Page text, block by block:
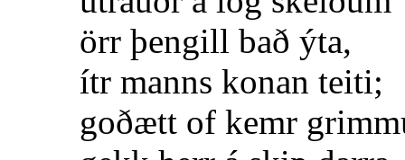
örr þengill bað ýta,
ítr manns konan teiti;
goðætt of kemr